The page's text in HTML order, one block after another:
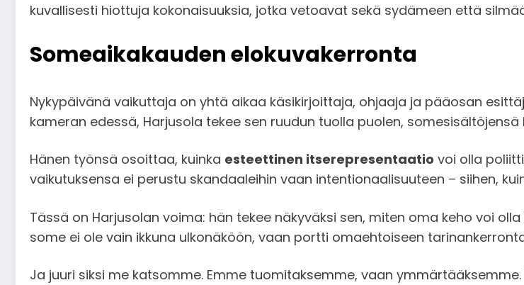
kuvallisesti hiottuja kokonaisuuksia, jotka vetoavat sekä sydämeen että
Someaikakauden elokuvakerronta
Nykypäivänä vaikuttaja on yhtä aikaa käsikirjoittaja, ohjaaja ja pääosan
kameran edessä, Harjusola tekee sen ruudun tuolla puolen, somesisältöjensä
Hänen työnsä osoittaa, kuinka esteettinen itserepresentaatio voi olla
vaikutuksensa ei perustu skandaaleihin vaan intentionaalisuuteen – siihen,
Tässä on Harjusolan voima: hän tekee näkyväksi sen, miten oma keho voi
some ei ole vain ikkuna ulkonäköön, vaan portti omaehtoiseen
Ja juuri siksi me katsomme. Emme tuomitaksemme, vaan